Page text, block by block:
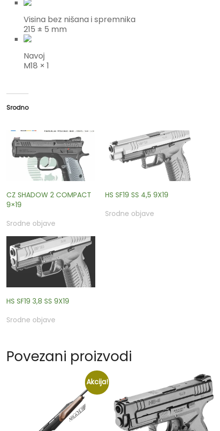
Visina bez nišana i spremnika
215 ± 5 mm
Navoj
M18 × 1
Srodno
CZ SHADOW 2 COMPACT
9×19
Srodne objave
HS SF19 SS 4,5 9X19
Srodne objave
HS SF19 3,8 SS 9X19
Srodne objave
Povezani proizvodi
Akcija!